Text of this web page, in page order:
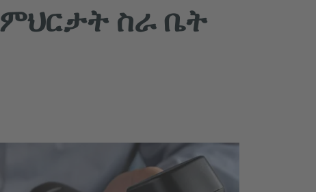
(ትምህርታት ስራ ቤት